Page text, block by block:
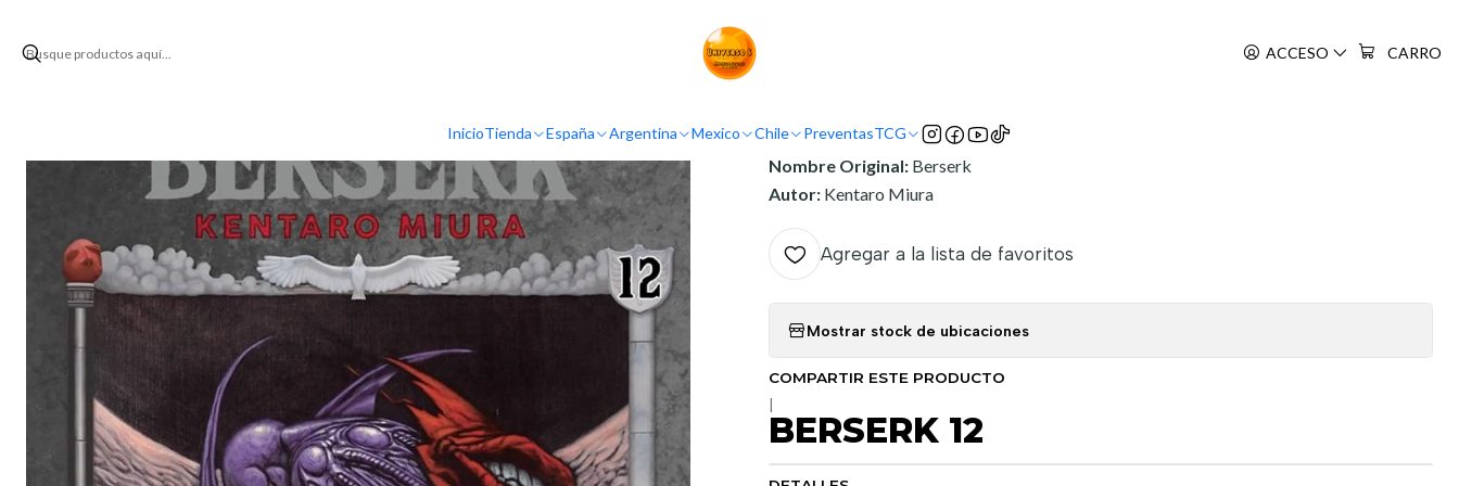
ACCESO CARRO
InicioTienda España Argentina Mexico Chile PreventasTCG
Nombre Original: Berserk
Autor: Kentaro Miura
Agregar a la lista de favoritos
Mostrar stock de ubicaciones
COMPARTIR ESTE PRODUCTO
BERSERK 12